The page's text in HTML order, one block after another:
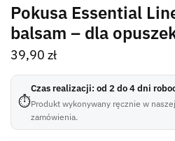
Pokusa Essential
balsam – dla
39,90 zł
⏱
Czas realizacji: od 2 do 4 dni
Produkt wykonywany ręcznie w
zamówienia.